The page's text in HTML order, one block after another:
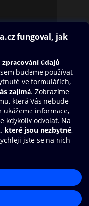
O2 Knihovna
své e-knihy a